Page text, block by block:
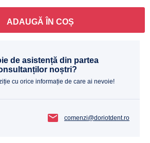
ADAUGĂ ÎN COȘ
de asistență din partea
noștri?
cu orice informație de care ai nevoie!
comenzi@doriotdent.ro